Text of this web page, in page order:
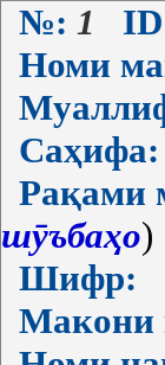
№: 1
Номи
Саҳифа:
Рақами
шӯъбаҳо)
Шифр:
Макони